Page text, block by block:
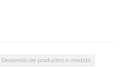
Desarrollo de productos a medida